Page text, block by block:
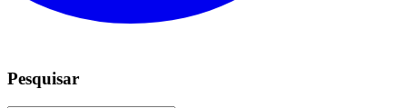
Pesquisar